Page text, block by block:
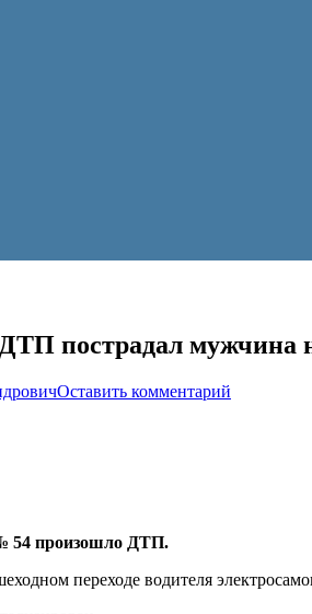
пострадал мужчина
Оставить комментарий
54 произошло ДТП.
переходе водителя